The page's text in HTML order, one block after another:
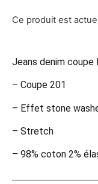
Ce produit est
Jeans denim coupe
– Coupe 201
– Effet stone
– Stretch
– 98% coton 2%